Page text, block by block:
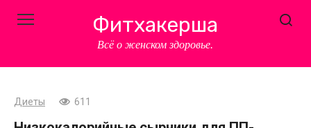
Фитхакерша
Всё о женском здоровье.
Диеты 611